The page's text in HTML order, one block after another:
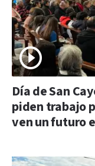
Día de San
piden trabajo
ven un futuro